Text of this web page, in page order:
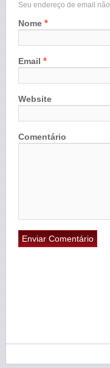
Seu endereço de email
Nome *
Email *
Website
Comentário